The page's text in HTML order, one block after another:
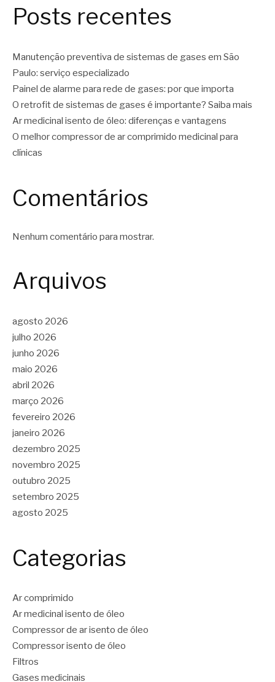
Posts recentes
Manutenção preventiva de sistemas de gases em São
Paulo: serviço especializado
Painel de alarme para rede de gases: por que importa
O retrofit de sistemas de gases é importante? Saiba mais
Ar medicinal isento de óleo: diferenças e vantagens
O melhor compressor de ar comprimido medicinal para
clínicas
Comentários
Nenhum comentário para mostrar.
Arquivos
agosto 2026
julho 2026
junho 2026
maio 2026
abril 2026
março 2026
fevereiro 2026
janeiro 2026
dezembro 2025
novembro 2025
outubro 2025
setembro 2025
agosto 2025
Categorias
Ar comprimido
Ar medicinal isento de óleo
Compressor de ar isento de óleo
Compressor isento de óleo
Filtros
Gases medicinais